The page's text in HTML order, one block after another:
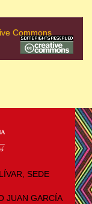
Commons
SEDE
JUAN GARCÍA